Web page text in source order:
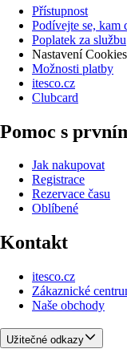
Přístupnost
Podívejte se, kam
Poplatek za službu
Nastavení Cookies
Možnosti platby
itesco.cz
Clubcard
Pomoc s
Jak nakupovat
Registrace
Rezervace času
Oblíbené
Kontakt
itesco.cz
Zákaznické
Naše obchody
Užitečné odkazy